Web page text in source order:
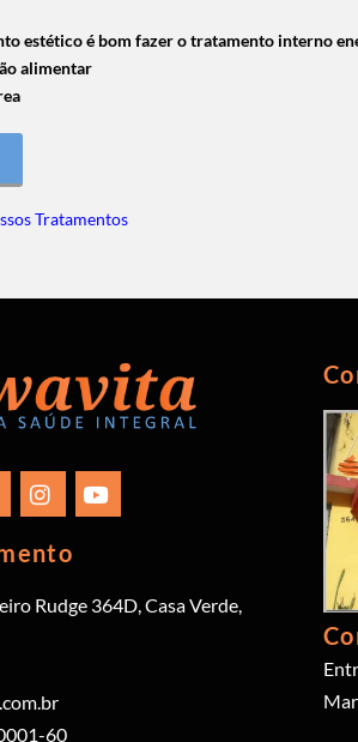
estético é bom fazer o tratamento interno
alimentar
Tratamentos
Rudge 364D, Casa Verde,
60